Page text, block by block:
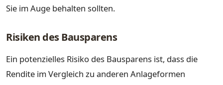
Sie im Auge behalten sollten.
Risiken des Bausparens
Ein potenzielles Risiko des Bausparens ist, dass die
Rendite im Vergleich zu anderen Anlageformen